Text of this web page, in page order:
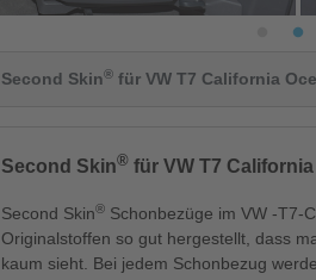
Second Skin® für VW T7 California
Second Skin® für VW T7 California
Second Skin® Schonbezüge im VW -T7-
Originalstoffen so gut hergestellt, dass
kaum sieht. Bei jedem Schonbezug